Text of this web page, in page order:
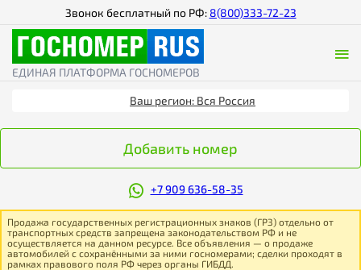
Звонок бесплатный по РФ: 8(800)333-72-23
ЕДИНАЯ ПЛАТФОРМА ГОСНОМЕРОВ
Ваш регион: Вся Россия
Добавить номер
+7 909 636-58-35
Продажа государственных регистрационных знаков (ГРЗ) отдельно от
транспортных средств запрещена законодательством РФ и не
осуществляется на данном ресурсе. Все объявления — о продаже
автомобилей с сохранёнными за ними госномерами; сделки проходят в
рамках правового поля РФ через органы ГИБДД.